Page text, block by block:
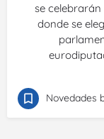
se celebrarán
donde se
Novedades